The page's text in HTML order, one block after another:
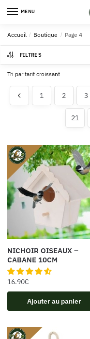
MENU
Accueil / Boutique / Page 4
FILTRES
1 2 3
21
NICHOIR OISEAUX –
CABANE 10CM
16.90€
Ajouter au panier